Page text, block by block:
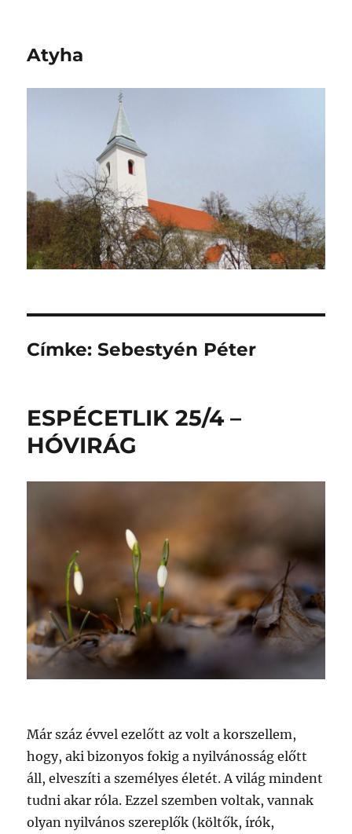
Atyha
Címke:Sebestyén Péter
ESPÉCETLIK 25/4 –
HÓVIRÁG
Már száz évvel ezelőtt az volt a korszellem,
hogy, aki bizonyos fokig a nyilvánosság előtt
áll, elveszíti a személyes életét. A világ mindent
tudni akar róla. Ezzel szemben voltak, vannak
olyan nyilvános szereplők (költők, írók,